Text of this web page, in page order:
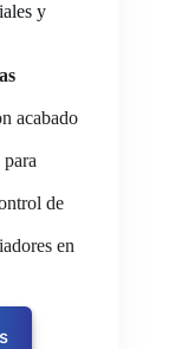
y
acabado
de
en